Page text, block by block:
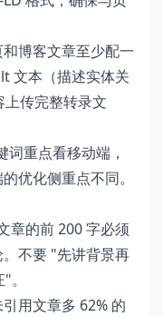
和博客文章至少配一
文本（描述实体关
传完整转录文
词重点看移动端，
优化侧重点不同。
章的前 200 字必须
不要 "先讲背景再
用文章多 62% 的